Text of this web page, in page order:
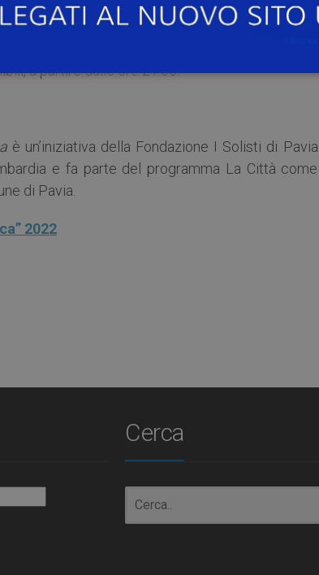
Haendel risuoneranno inPiazza Municipiodando
e dell’Oratorio dei SS. Quirico e Giulitta.
a partire dalle ore 21:00.
è un’iniziativa della Fondazione I Solisti di Pavia
e fa parte del programma La Città come
di Pavia.
2022
Cerca